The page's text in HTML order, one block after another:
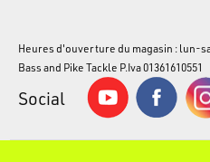
Heures d'ouverture du magasin : lun-
Bass and Pike Tackle P.Iva 01361610551
Social